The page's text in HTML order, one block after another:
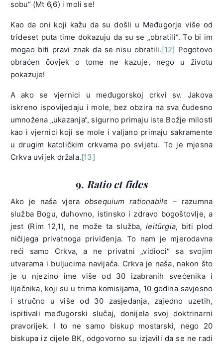
sobu“ (Mt 6,6) i moli se!
Kao da oni koji kažu da su došli u Međugorje više od
trideset puta time dokazuju da su se „obratili“. To bi im
mogao biti pravi znak da se nisu obratili.[12] Pogotovo
obraćen čovjek o tome ne kazuje, nego u životu
pokazuje!
A ako se vjernici u međugorskoj crkvi sv. Jakova
iskreno ispovijedaju i mole, bez obzira na sva čudesno
umnožena „ukazanja“, sigurno primaju iste Božje milosti
kao i vjernici koji se mole i valjano primaju sakramente
u drugim katoličkim crkvama po svijetu. To je mjesna
Crkva uvijek držala.[13]
9. Ratio et fides
Ako je naša vjera obsequium rationabile – razumna
služba Bogu, duhovno, istinsko i zdravo bogoštovlje, a
jest (Rim 12,1), ne može ta služba,leitūrgia, biti plod
ničijega privatnoga priviđenja. To nam je mjerodavna
reći samo Crkva, a ne privatni „vidioci“ sa svojim
utvarama i buljucima navijača. Crkva je naša, nakon što
je u njezino ime više od 30 izabranih svećenika i
liječnika, koji su u trima komisijama, 10 godina savjesno
i stručno u više od 30 zasjedanja, zajedno uzetih,
ispitivali međugorski slučaj, donijela svoj doktrinarni
pravorijek. I to ne samo biskup mostarski, nego 20
biskupa iz cijele BK, odgovorno su izjavili da se ne radi